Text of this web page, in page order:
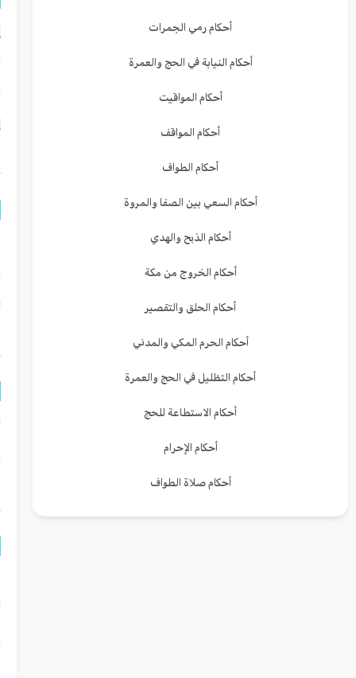
أحكام رمي الجمرات
أحكام النيابة في الحج والعمرة
أحكام المواقيت
أحكام المواقف
أحكام الطواف
أحكام السعي بين الصفا والمروة
أحكام الذبح والهدي
أحكام الخروج من مكة
أحكام الحلق والتقصير
أحكام الحرم المكي والمدني
أحكام التظليل في الحج والعمرة
أحكام الاستطاعة للحج
أحكام الإحرام
أحكام صلاة الطواف